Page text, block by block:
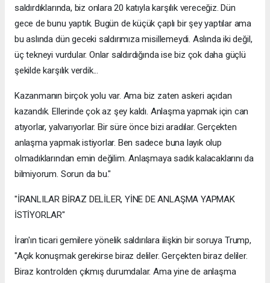
saldırdıklarında, biz onlara 20 katıyla karşılık vereceğiz. Dün
gece de bunu yaptık. Bugün de küçük çaplı bir şey yaptılar ama
bu aslında dün geceki saldırımıza misillemeydi. Aslında iki değil,
üç tekneyi vurdular. Onlar saldırdığında ise biz çok daha güçlü
şekilde karşılık verdik...
Kazanmanın birçok yolu var. Ama biz zaten askeri açıdan
kazandık. Ellerinde çok az şey kaldı. Anlaşma yapmak için can
atıyorlar, yalvarıyorlar. Bir süre önce bizi aradılar. Gerçekten
anlaşma yapmak istiyorlar. Ben sadece buna layık olup
olmadıklarından emin değilim. Anlaşmaya sadık kalacaklarını da
bilmiyorum. Sorun da bu."
"İRANLILAR BİRAZ DELİLER, YİNE DE ANLAŞMA YAPMAK
İSTİYORLAR"
İran'ın ticari gemilere yönelik saldırılara ilişkin bir soruya Trump,
"Açık konuşmak gerekirse biraz deliler. Gerçekten biraz deliler.
Biraz kontrolden çıkmış durumdalar. Ama yine de anlaşma